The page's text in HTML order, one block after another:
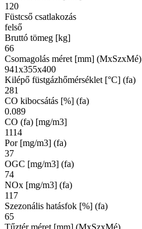
120
Füstcső csatlakozás
felső
Bruttó tömeg [kg]
66
Csomagolás méret [mm] (MxSzxMé)
941x355x400
Kilépő füstgázhőmérséklet [°C] (fa)
281
CO kibocsátás [%] (fa)
0.089
CO (fa) [mg/m3]
1114
Por [mg/m3] (fa)
37
OGC [mg/m3] (fa)
74
NOx [mg/m3] (fa)
117
Szezonális hatásfok [%] (fa)
65